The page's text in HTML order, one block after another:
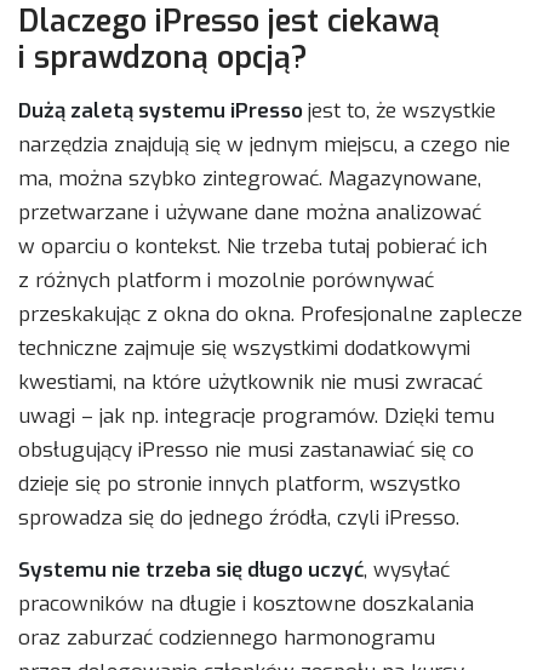
Dlaczego iPresso jest ciekawą
i sprawdzoną opcją?
Dużą zaletą systemu iPresso jest to, że wszystkie
narzędzia znajdują się w jednym miejscu, a czego nie
ma, można szybko zintegrować. Magazynowane,
przetwarzane i używane dane można analizować
w oparciu o kontekst. Nie trzeba tutaj pobierać ich
z różnych platform i mozolnie porównywać
przeskakując z okna do okna. Profesjonalne zaplecze
techniczne zajmuje się wszystkimi dodatkowymi
kwestiami, na które użytkownik nie musi zwracać
uwagi – jak np. integracje programów. Dzięki temu
obsługujący iPresso nie musi zastanawiać się co
dzieje się po stronie innych platform, wszystko
sprowadza się do jednego źródła, czyli iPresso.
Systemu nie trzeba się długo uczyć, wysyłać
pracowników na długie i kosztowne doszkalania
oraz zaburzać codziennego harmonogramu